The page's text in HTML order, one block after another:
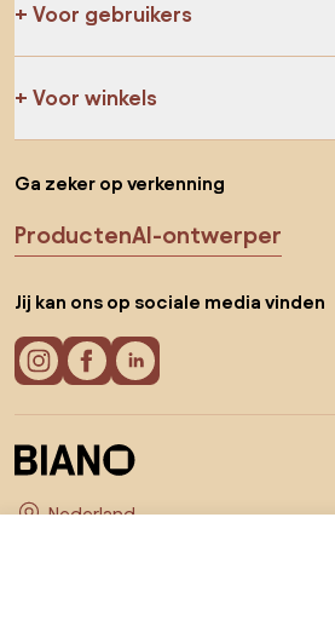
Voor gebruikers
Voor winkels
Ga zeker op verkenning
ProductenAI-ontwerper
Jij kan ons op sociale media vinden